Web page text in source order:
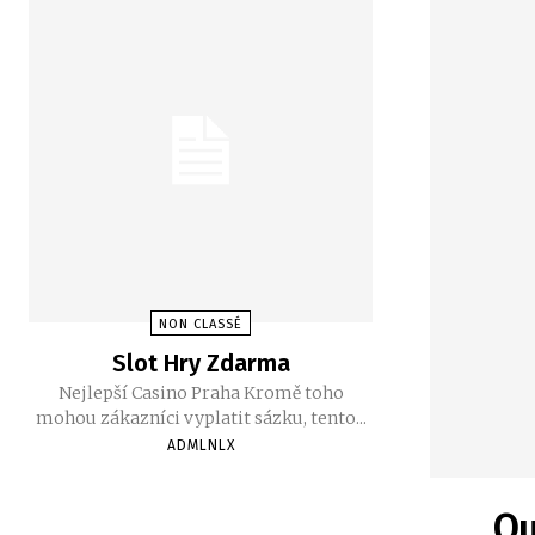
NON CLASSÉ
Slot Hry Zdarma
Nejlepší Casino Praha Kromě toho
mohou zákazníci vyplatit sázku, tento...
ADMLNLX